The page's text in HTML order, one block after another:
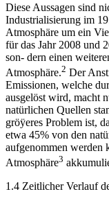
Diese Aussagen sind
Industrialisierung im
Atmosphäre um ein
für das Jahr 2008 und
son- dern einen
Atmosphäre.2 Der
Emissionen, welche
ausgelöst wird, macht
natürlichen Quellen
gröÿeres Problem ist,
etwa 45% von den
aufgenommen werden
Atmosphäre3
1.4 Zeitlicher Verlauf